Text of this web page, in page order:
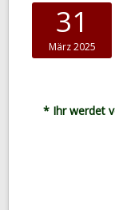
31
März 2025
* Ihr werdet